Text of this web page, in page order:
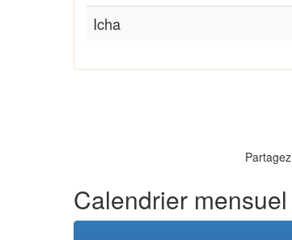
Icha
Partagez
Calendrier mensuel